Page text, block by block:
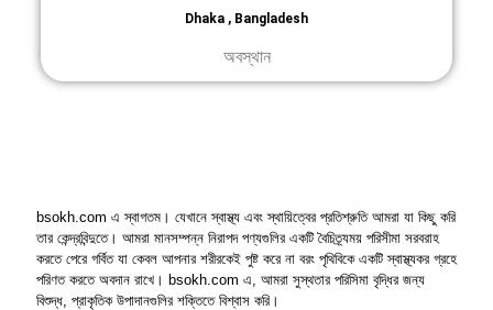
Dhaka , Bangladesh
অবস্থান
bsokh.com এ স্বাগতম। যেখানে স্বাস্থ্য এবং স্থায়িত্বের প্রতিশ্রুতি আমরা যা কিছু করি
তার কেন্দ্রবিন্দুতে। আমরা মানসম্পন্ন নিরাপদ পণ্যগুলির একটি বৈচিত্র্যময় পরিসীমা সরবরাহ
করতে পেরে গর্বিত যা কেবল আপনার শরীরকেই পুষ্ট করে না বরং পৃথিবিকে একটি স্বাস্থ্যকর গ্রহে
পরিণত করতে অবদান রাখে। bsokh.com এ, আমরা সুস্থতার পরিসিমা বৃদ্ধির জন্য
বিশুদ্ধ, প্রাকৃতিক উপাদানগুলির শক্তিতে বিশ্বাস করি।